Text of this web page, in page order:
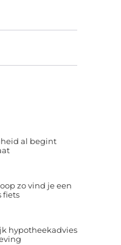
al begint
zo vind je een
fiets
hypotheekadvies